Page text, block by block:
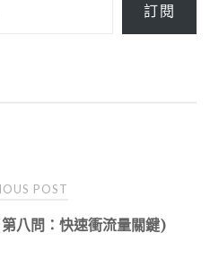
訂閱
POST
八問：快速衝流量關鍵)